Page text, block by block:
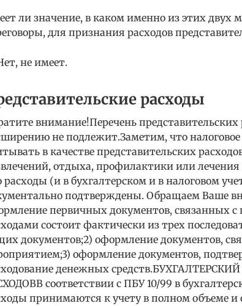
ли значение, в каком именно из этих двух
для признания расходов
не имеет.
расходы
внимание!Перечень
не подлежит.Заметим, что налоговое
в качестве представительских
отдыха, профилактики или
расходы (и в бухгалтерском и в налоговом
подтверждены. Обращаем Ваше
первичных документов, связанных с
состоит фактически из трех
документов;2) оформление документов,
оформление документов,
денежных
соответствии с ПБУ 10/99 в
принимаются к учету в полном объеме и